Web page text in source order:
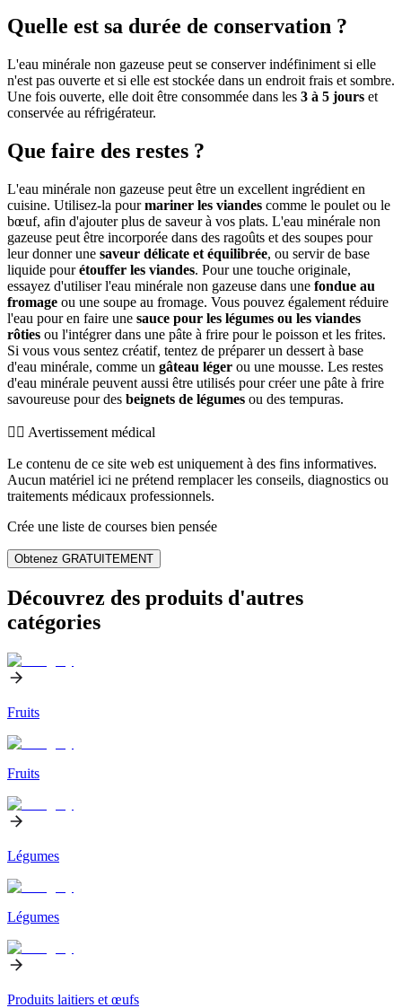
Quelle est sa durée de conservation ?
L'eau minérale non gazeuse peut se conserver indéfiniment si elle
n'est pas ouverte et si elle est stockée dans un endroit frais et sombre.
Une fois ouverte, elle doit être consommée dans les 3 à 5 jours et
conservée au réfrigérateur.
Que faire des restes ?
L'eau minérale non gazeuse peut être un excellent ingrédient en
cuisine. Utilisez-la pourmariner les viandes comme le poulet ou le
bœuf, afin d'ajouter plus de saveur à vos plats. L'eau minérale non
gazeuse peut être incorporée dans des ragoûts et des soupes pour
leur donner une saveur délicate et équilibrée, ou servir de base
liquide pourétouffer les viandes. Pour une touche originale,
essayez d'utiliser l'eau minérale non gazeuse dans une fondue au
fromage ou une soupe au fromage. Vous pouvez également réduire
l'eau pour en faire une sauce pour les légumes ou les viandes
rôties ou l'intégrer dans une pâte à frire pour le poisson et les frites.
Si vous vous sentez créatif, tentez de préparer un dessert à base
d'eau minérale, comme un gâteau léger ou une mousse. Les restes
d'eau minérale peuvent aussi être utilisés pour créer une pâte à frire
savoureuse pour des beignets de légumes ou des tempuras.
👨‍⚕️️ Avertissement médical
Le contenu de ce site web est uniquement à des fins informatives.
Aucun matériel ici ne prétend remplacer les conseils, diagnostics ou
traitements médicaux professionnels.
Crée une liste de courses bien pensée
Obtenez GRATUITEMENT
Découvrez des produits d'autres
catégories
Fruits
Fruits
Légumes
Légumes
Produits laitiers et œufs